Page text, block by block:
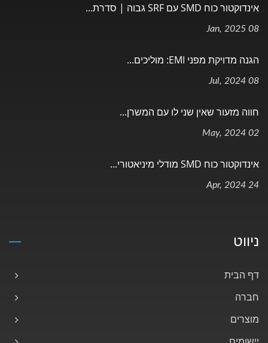
אינדוקטור כוח SMD עם SRF גבוה | סדרת...
08 Jan, 2025
הגנה מדויקת מפני EMI: מוליכים...
08 Jul, 2024
חווה מזעור שאין שני לו עם המשרן...
02 May, 2024
אינדוקטור כוח SMD מודלי מיניאטורי...
24 Apr, 2024
ניווט
דף הבית
חברה
מוצרים